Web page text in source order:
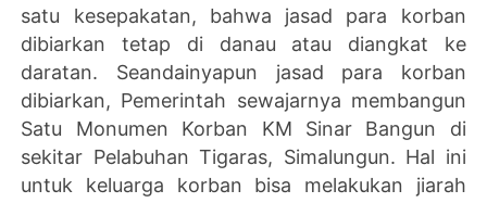
satu kesepakatan, bahwa jasad para korban
dibiarkan tetap di danau atau diangkat ke
daratan. Seandainyapun jasad para korban
dibiarkan, Pemerintah sewajarnya membangun
Satu Monumen Korban KM Sinar Bangun di
sekitar Pelabuhan Tigaras, Simalungun. Hal ini
untuk keluarga korban bisa melakukan jiarah